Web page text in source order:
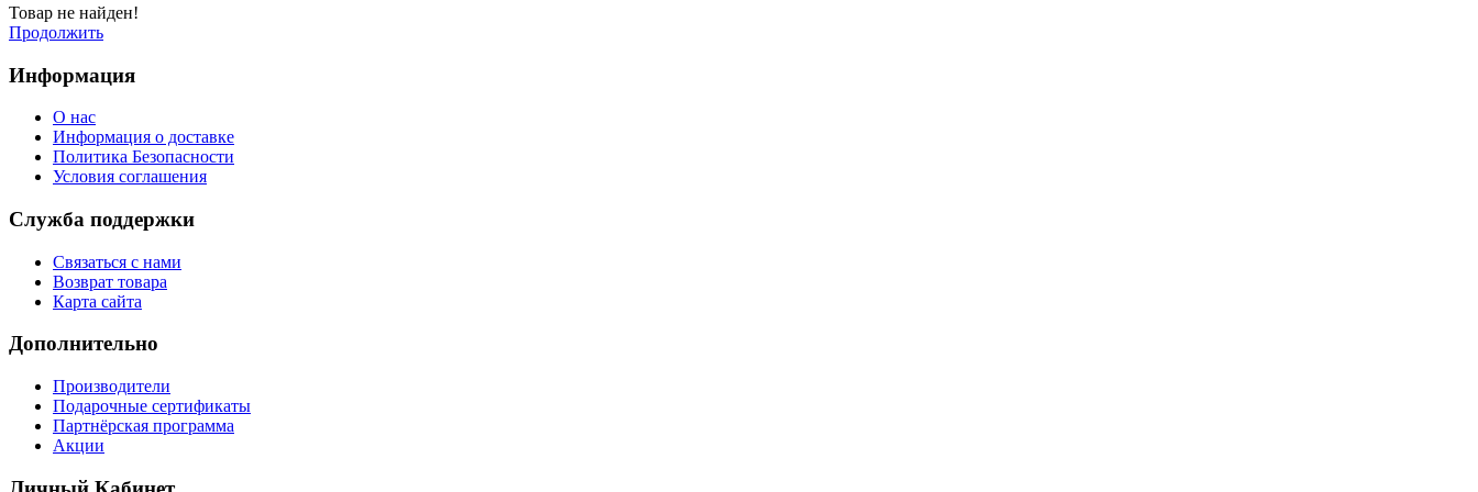
Товар не найден!
Продолжить
Информация
О нас
Информация о доставке
Политика Безопасности
Условия соглашения
Служба поддержки
Связаться с нами
Возврат товара
Карта сайта
Дополнительно
Производители
Подарочные сертификаты
Партнёрская программа
Акции